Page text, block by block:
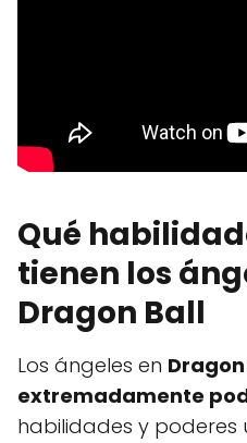
Qué
tienen los
Dragon Ball
Los ángeles en
extremadamente
habilidades y poderes